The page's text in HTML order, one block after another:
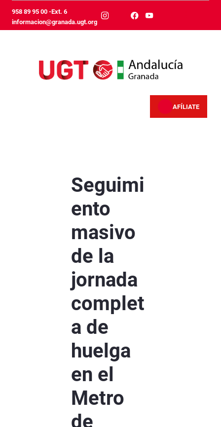
Saut au contenu principal
958 89 95 00 -Ext. 6
informacion@granada.ugt.org
AFÍLIATE
Seguimi
ento
masivo
de la
jornada
complet
a de
huelga
en el
Metro
de